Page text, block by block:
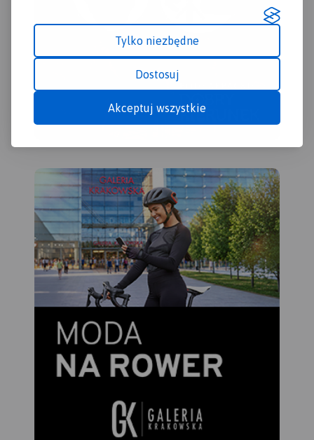
Tylko niezbędne
Dostosuj
Akceptuj wszystkie
cuda przyrody, wyróżniające
panoramy. Mapę offline